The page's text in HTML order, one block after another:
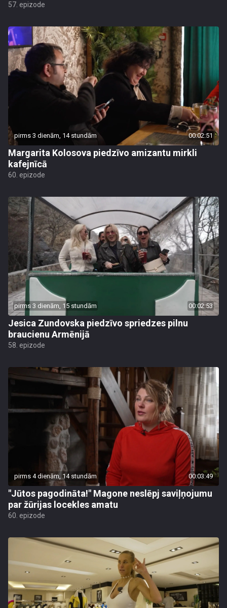
57. epizode
pirms 3 dienām, 14 stundām 00:02:51
Margarita Kolosova piedzīvo amizantu mirkli
kafejnīcā
60. epizode
pirms 3 dienām, 15 stundām 00:02:53
Jesica Zundovska piedzīvo spriedzes pilnu
braucienu Armēnijā
58. epizode
pirms 4 dienām, 14 stundām 00:03:49
"Jūtos pagodināta!" Magone neslēpj saviļņojumu
par žūrijas locekles amatu
60. epizode